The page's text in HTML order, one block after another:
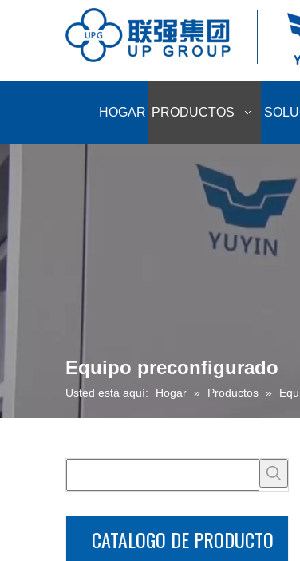
HOGAR PRODUCTOS
Equipo preconfigurado
Usted está aquí: Hogar » Productos »
CATALOGO DE PRODUCTO